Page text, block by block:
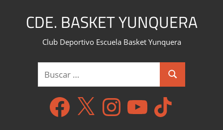
CDE. BASKET YUNQUERA
Club Deportivo Escuela Basket Yunquera
Buscar:
Buscar
Facebook
X InstagramYouTube TikTok